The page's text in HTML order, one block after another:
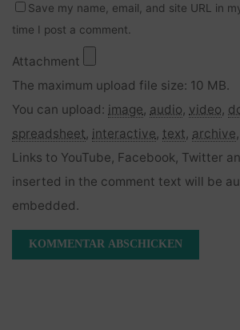
Save my name, email, and site URL in
time I post a comment.
Attachment
The maximum upload file size: 10 MB.
You can upload: image, audio, video,
spreadsheet, interactive, text, archive,
Links to YouTube, Facebook, Twitter
inserted in the comment text will be
embedded.